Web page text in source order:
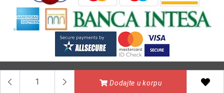
Dodajte u korpu